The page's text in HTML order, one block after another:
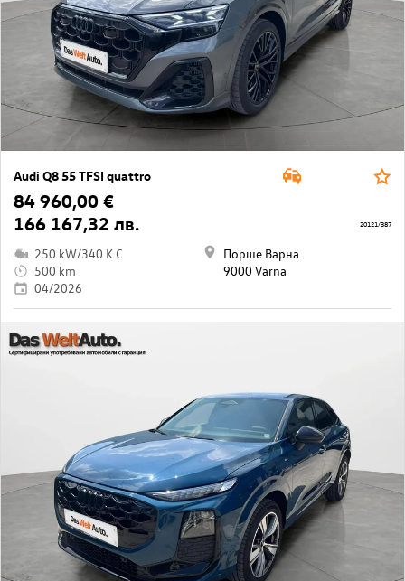
Audi Q8 55 TFSI quattro
84 960,00 €
166 167,32 лв.
250 kW/340 K.C
500 km
04/2026
Порше Варна
9000 Varna
20121/387